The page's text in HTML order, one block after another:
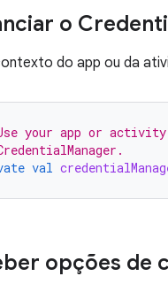
o
do app ou da
your app or
val
opções de